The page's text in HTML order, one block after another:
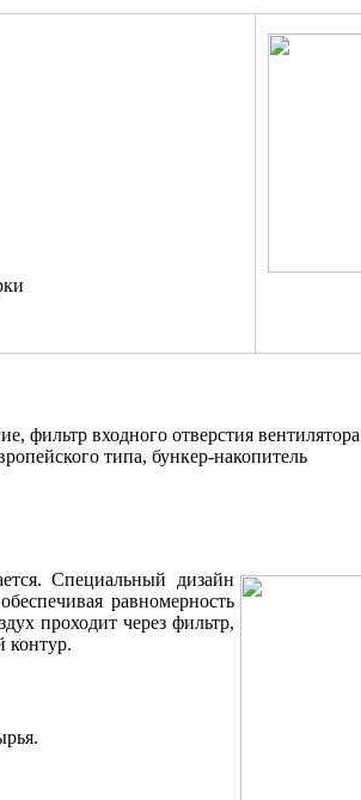
фильтр входного отверстия вентилятора
типа, бункер-накопитель
Специальный дизайн
равномерность
проходит через фильтр,
контур.